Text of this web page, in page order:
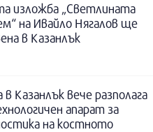
изложба „Светлината
на Ивайло Нягалов ще
в Казанлък
Казанлък вече разполага
апарат за
на костното